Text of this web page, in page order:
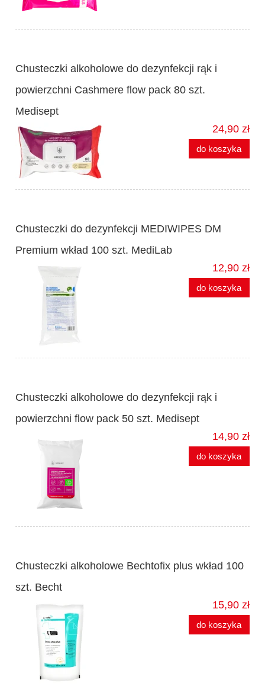
Chusteczki alkoholowe do dezynfekcji rąk i
powierzchni Cashmere flow pack 80 szt.
Medisept
24,90 zł
do koszyka
Chusteczki do dezynfekcji MEDIWIPES DM
Premium wkład 100 szt. MediLab
12,90 zł
do koszyka
Chusteczki alkoholowe do dezynfekcji rąk i
powierzchni flow pack 50 szt. Medisept
14,90 zł
do koszyka
Chusteczki alkoholowe Bechtofix plus wkład 100
szt. Becht
15,90 zł
do koszyka